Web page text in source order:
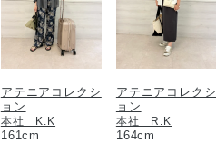
アテニアコレクシ
ョン
本社 K.K
161cm
アテニアコレクシ
ョン
本社 R.K
164cm